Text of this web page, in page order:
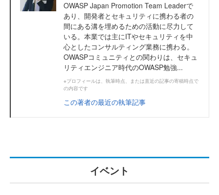
OWASP Japan Promotion Team Leaderで
あり、開発者とセキュリティに携わる者の
間にある溝を埋めるための活動に尽力して
いる。本業では主にITやセキュリティを中
心としたコンサルティング業務に携わる。
OWASPコミュニティとの関わりは、セキュ
リティエンジニア時代のOWASP勉強...
※プロフィールは、執筆時点、または直近の記事の寄稿時点で
の内容です
この著者の最近の執筆記事
イベント